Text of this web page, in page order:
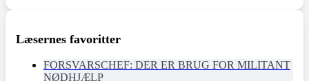
Læsernes favoritter
FORSVARSCHEF: DER ER BRUG FOR MILITANT
NØDHJÆLP